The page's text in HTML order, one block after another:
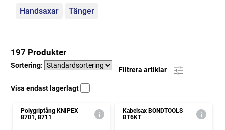
Kategorier
Handsaxar Tänger
197 Produkter
Sortering:
Filtrera artiklar
Visa endast lagerlagt
Polygriptång KNIPEX
8701, 8711
Kabelsax BONDTOOLS
BT6KT